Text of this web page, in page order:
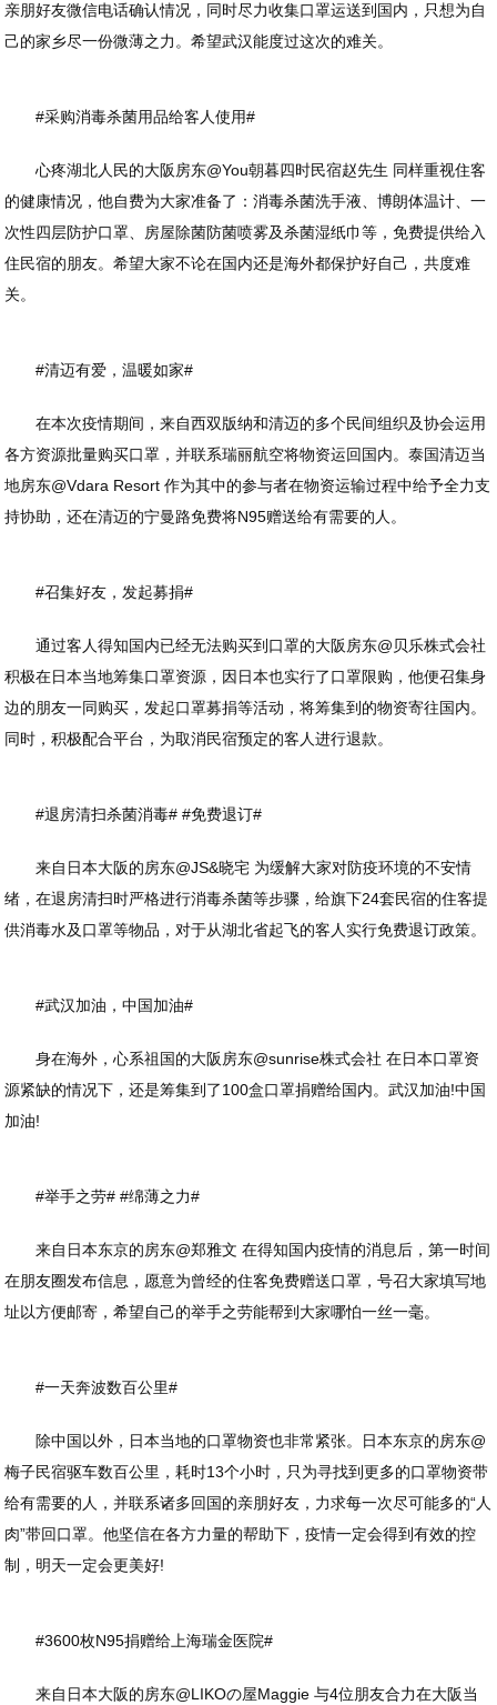
亲朋好友微信电话确认情况，同时尽力收集口罩运送到国内，只想为自
己的家乡尽一份微薄之力。希望武汉能度过这次的难关。
#采购消毒杀菌用品给客人使用#
心疼湖北人民的大阪房东@You朝暮四时民宿赵先生 同样重视住客
的健康情况，他自费为大家准备了：消毒杀菌洗手液、博朗体温计、一
次性四层防护口罩、房屋除菌防菌喷雾及杀菌湿纸巾等，免费提供给入
住民宿的朋友。希望大家不论在国内还是海外都保护好自己，共度难
关。
#清迈有爱，温暖如家#
在本次疫情期间，来自西双版纳和清迈的多个民间组织及协会运用
各方资源批量购买口罩，并联系瑞丽航空将物资运回国内。泰国清迈当
地房东@Vdara Resort 作为其中的参与者在物资运输过程中给予全力支
持协助，还在清迈的宁曼路免费将N95赠送给有需要的人。
#召集好友，发起募捐#
通过客人得知国内已经无法购买到口罩的大阪房东@贝乐株式会社
积极在日本当地筹集口罩资源，因日本也实行了口罩限购，他便召集身
边的朋友一同购买，发起口罩募捐等活动，将筹集到的物资寄往国内。
同时，积极配合平台，为取消民宿预定的客人进行退款。
#退房清扫杀菌消毒# #免费退订#
来自日本大阪的房东@JS&晓宅 为缓解大家对防疫环境的不安情
绪，在退房清扫时严格进行消毒杀菌等步骤，给旗下24套民宿的住客提
供消毒水及口罩等物品，对于从湖北省起飞的客人实行免费退订政策。
#武汉加油，中国加油#
身在海外，心系祖国的大阪房东@sunrise株式会社 在日本口罩资
源紧缺的情况下，还是筹集到了100盒口罩捐赠给国内。武汉加油!中国
加油!
#举手之劳# #绵薄之力#
来自日本东京的房东@郑雅文 在得知国内疫情的消息后，第一时间
在朋友圈发布信息，愿意为曾经的住客免费赠送口罩，号召大家填写地
址以方便邮寄，希望自己的举手之劳能帮到大家哪怕一丝一毫。
#一天奔波数百公里#
除中国以外，日本当地的口罩物资也非常紧张。日本东京的房东@
梅子民宿驱车数百公里，耗时13个小时，只为寻找到更多的口罩物资带
给有需要的人，并联系诸多回国的亲朋好友，力求每一次尽可能多的“人
肉”带回口罩。他坚信在各方力量的帮助下，疫情一定会得到有效的控
制，明天一定会更美好!
#3600枚N95捐赠给上海瑞金医院#
来自日本大阪的房东@LIKOの屋Maggie 与4位朋友合力在大阪当